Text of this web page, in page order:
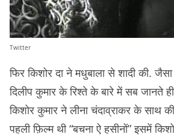
Twitter
फिर किशोर दा ने मधुबाला से शादी की.
दिलीप कुमार के रिश्ते के बारे में सब जानते
किशोर कुमार ने लीना चंदाव्राकर के साथ
पहली फ़िल्म थी “बचना ऐ हसीनों” इसमें